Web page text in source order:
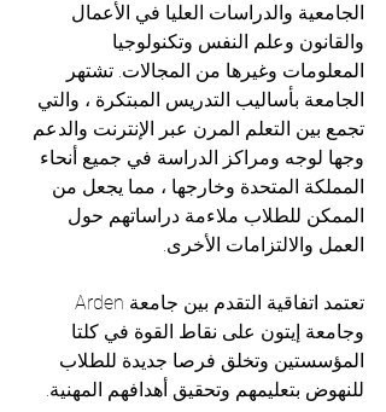
الجامعية والدراسات العليا في الأعمال
والقانون وعلم النفس وتكنولوجيا
المعلومات وغيرها من المجالات. تشتهر
الجامعة بأساليب التدريس المبتكرة ، والتي
تجمع بين التعلم المرن عبر الإنترنت والدعم
وجها لوجه ومراكز الدراسة في جميع أنحاء
المملكة المتحدة وخارجها ، مما يجعل من
الممكن للطلاب ملاءمة دراساتهم حول
العمل والالتزامات الأخرى.
وجامعة إيتون على نقاط القوة في كلتا
المؤسستين وتخلق فرصا جديدة للطلاب
للنهوض بتعليمهم وتحقيق أهدافهم المهنية.